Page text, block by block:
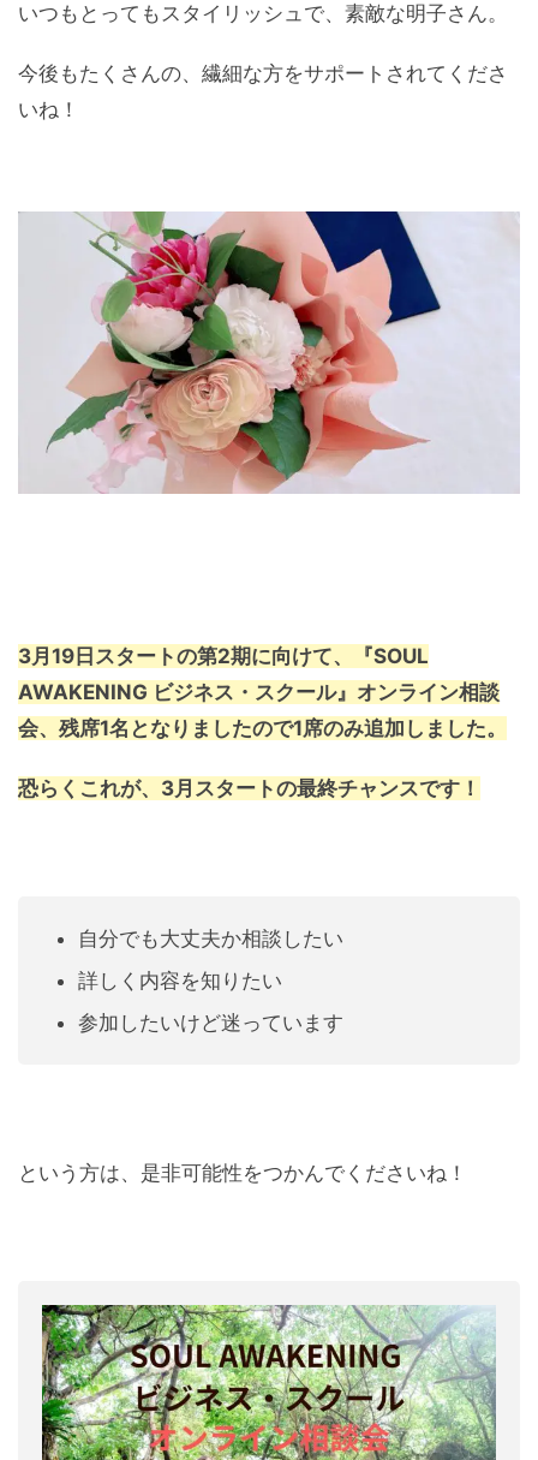
いつもとってもスタイリッシュで、素敵な明子さん。
今後もたくさんの、繊細な方をサポートされてくださ
いね！
3月19日スタートの第2期に向けて、『SOUL
AWAKENING ビジネス・スクール』オンライン相談
会、残席1名となりましたので1席のみ追加しました。
恐らくこれが、3月スタートの最終チャンスです！
自分でも大丈夫か相談したい
詳しく内容を知りたい
参加したいけど迷っています
という方は、是非可能性をつかんでくださいね！